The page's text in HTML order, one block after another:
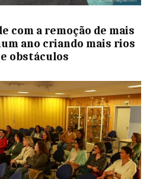
com a remoção de mais
ano criando mais rios
obstáculos